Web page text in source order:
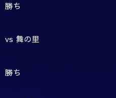
勝ち
vs 舞の里
勝ち